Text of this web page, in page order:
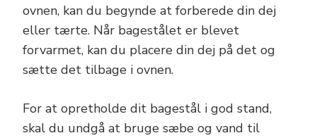
ovnen, kan du begynde at forberede din dej
eller tærte. Når bagestålet er blevet
forvarmet, kan du placere din dej på det og
sætte det tilbage i ovnen.
For at opretholde dit bagestål i god stand,
skal du undgå at bruge sæbe og vand til